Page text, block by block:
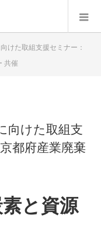
けた取組支援セミナー：
共催
向けた取組支
都府産業廃棄
素と資源